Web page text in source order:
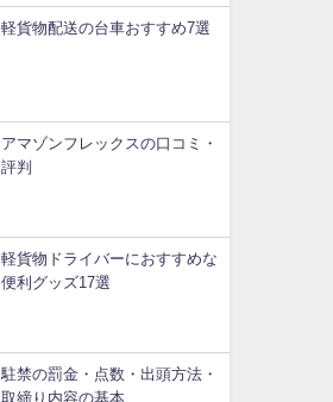
軽貨物配送の台車おすすめ7選
アマゾンフレックスの口コミ・
評判
軽貨物ドライバーにおすすめな
便利グッズ17選
駐禁の罰金・点数・出頭方法・
取締り内容の基本